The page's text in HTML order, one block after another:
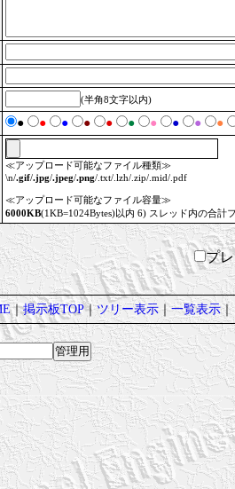
(半角8文字以内)
● ● ● ● ● ● ● ● ● ●
≪アップロード可能なファイル種類≫
\n/.gif/.jpg/.jpeg/.png/.txt/.lzh/.zip/.mid/.pdf
≪アップロード可能なファイル容量≫
6000KB(1KB=1024Bytes)以内 6) スレッド内の合計
プ
｜掲示板TOP｜ツリー表示｜一覧表示｜